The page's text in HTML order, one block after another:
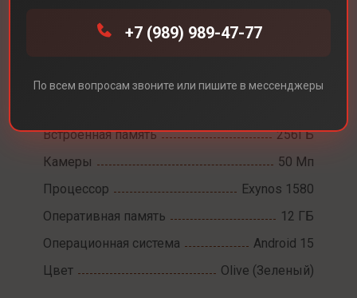
Samsung A56
Диагональ экрана
6,7
Встроенная память
256ГБ
Камеры
50 Мп
Процессор
Exynos 1580
Оперативная память
12 ГБ
Операционная система
Android 15
Цвет
Olive (Зеленый)
+7 (989) 989-47-77
По всем вопросам звоните или пишите в мессенджеры